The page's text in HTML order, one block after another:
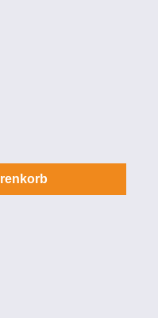
Wert ein